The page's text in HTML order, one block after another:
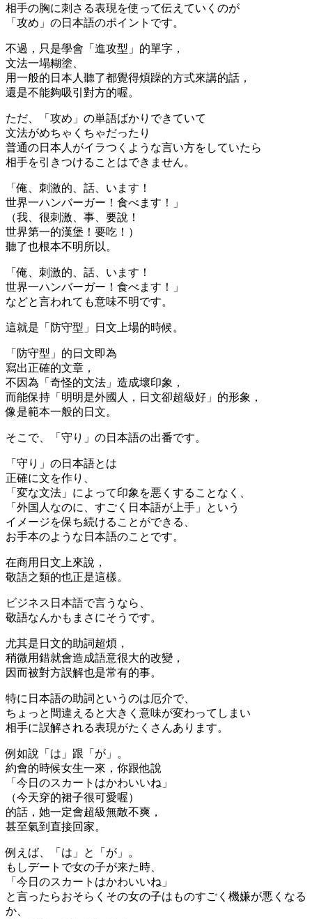
相手の胸に刺さる表現を使って伝えていくのが
「攻め」の日本語のポイントです。
不過，只是學會「進攻型」的單字，
文法一塌糊塗、
用一般的日本人聽了都覺得煩躁的方式來講的話，
還是不能夠吸引對方的喔。
ただ、「攻め」の単語ばかりできていて
文法がめちゃくちゃだったり
普通の日本人がイラつくような言い方をしていたら
相手を引きつけることはできません。
「俺、刺激的、話、います！
世界一ハンバーガー！食べます！」
（我、很刺激、事、要說！
世界第一的漢堡！要吃！）
聽了也根本不明所以。
「俺、刺激的、話、います！
世界一ハンバーガー！食べます！」
などと言われても意味不明です。
這就是「防守型」日文上場的時候。
「防守型」的日文即為
寫出正確的文章，
不因為「奇怪的文法」造成壞印象，
而能保持「明明是外國人，日文卻超級好」的形象，
像是範本一般的日文。
そこで、「守り」の日本語の出番です。
「守り」の日本語とは
正確に文を作り、
「変な文法」によって印象を悪くすることなく、
「外国人なのに、すごく日本語が上手」という
イメージを保ち続けることができる、
お手本のような日本語のことです。
在商用日文上來說，
敬語之類的也正是這樣。
ビジネス日本語で言うなら、
敬語なんかもまさにそうです。
尤其是日文的助詞超煩，
稍微用錯就會造成語意很大的改變，
因而被對方誤解也是常有的事。
特に日本語の助詞というのは厄介で、
ちょっと間違えると大きく意味が変わってしまい
相手に誤解される表現がたくさんあります。
例如說「は」跟「が」。
約會的時候女生一來，你跟他說
「今日のスカートはかわいいね」
（今天穿的裙子很可愛喔）
的話，她一定會超級無敵不爽，
甚至氣到直接回家。
例えば、「は」と「が」。
もしデートで女の子が来た時、
「今日のスカートはかわいいね」
と言ったらおそらくその女の子はものすごく機嫌が悪くなる
か、